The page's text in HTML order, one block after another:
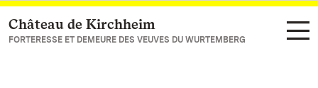
Vers la page d’accueil
Château de Kirchheim
FORTERESSE ET DEMEURE DES VEUVES DU WURTEMBERG